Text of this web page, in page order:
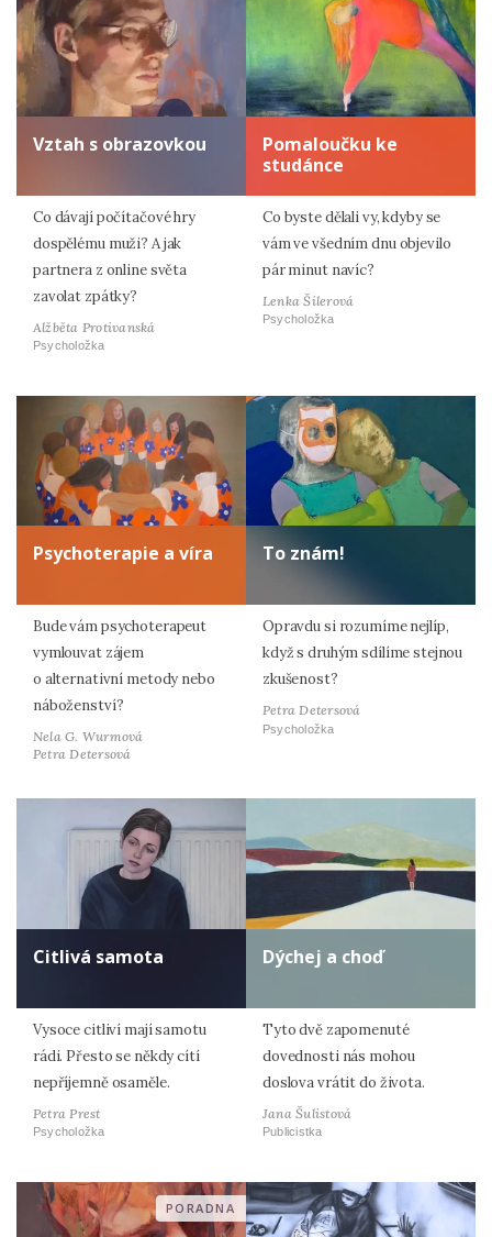
Vztah s obrazovkou
Co dávají počítačové hry
dospělému muži? A jak
partnera z online světa
zavolat zpátky?
Alžběta Protivanská
Psycholožka
Pomaloučku ke
studánce
Co byste dělali vy, kdyby se
vám ve všedním dnu objevilo
pár minut navíc?
Lenka Šilerová
Psycholožka
Psychoterapie a víra
Bude vám psychoterapeut
vymlouvat zájem
o alternativní metody nebo
náboženství?
Nela G. Wurmová
Petra Detersová
To znám!
Opravdu si rozumíme nejlíp,
když s druhým sdílíme stejnou
zkušenost?
Petra Detersová
Psycholožka
Citlivá samota
Vysoce citliví mají samotu
rádi. Přesto se někdy cítí
nepříjemně osaměle.
Petra Prest
Psycholožka
Dýchej a choď
Tyto dvě zapomenuté
dovednosti nás mohou
doslova vrátit do života.
Jana Šulistová
Publicistka
PORADNA